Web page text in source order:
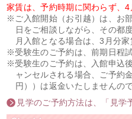
家賃は、予約時期に関わらず、4
※ご入館開始（お引越）は、お
日をご相談しながら、その都
月入館となる場合は、3月分家
※受験生のご予約は、前期日程
※受験生のご予約は、入館申込
ャンセルされる場合、ご予約
円））は返金いたしませんの
見学のご予約方法は、「見学